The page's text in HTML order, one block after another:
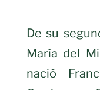
De su
María del
nació